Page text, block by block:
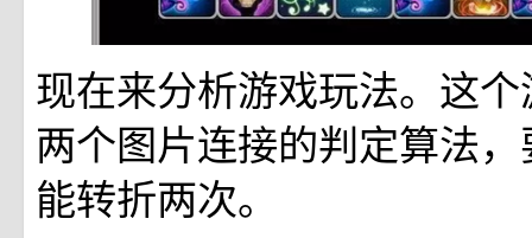
现在来分析游戏玩法。这
两个图片连接的判定算法
能转折两次。